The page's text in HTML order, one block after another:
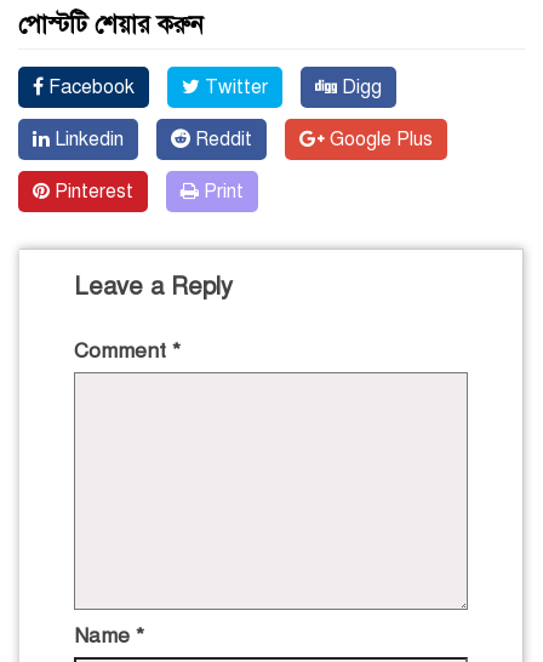
পোস্টটি শেয়ার করুন
Facebook Twitter Digg
Linkedin Reddit Google Plus
Pinterest Print
Leave a Reply
Comment *
Name *